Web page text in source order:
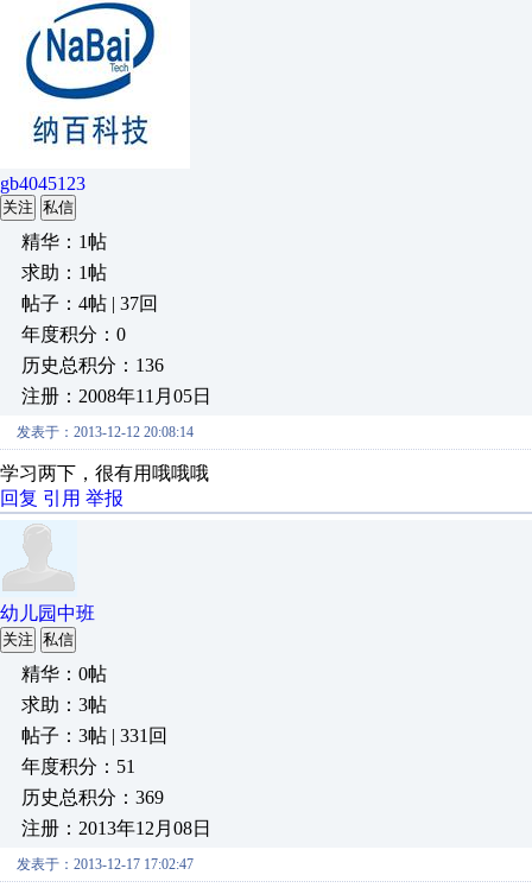
gb4045123
关注 私信
精华：1帖
求助：1帖
帖子：4帖 | 37回
年度积分：0
历史总积分：136
注册：2008年11月05日
发表于：2013-12-12 20:08:14
学习两下，很有用哦哦哦
回复 引用 举报
幼儿园中班
关注 私信
精华：0帖
求助：3帖
帖子：3帖 | 331回
年度积分：51
历史总积分：369
注册：2013年12月08日
发表于：2013-12-17 17:02:47